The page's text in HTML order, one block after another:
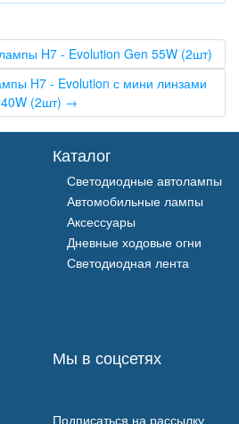
H7 - Evolution Gen 55W (2шт)
H7 - Evolution с мини линзами
40W (2шт) →
Каталог
Светодиодные автолампы
Автомобильные лампы
Аксессуары
Дневные ходовые огни
Светодиодная лента
Мы в соцсетях
Подписаться на рассылку